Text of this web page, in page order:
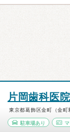
片岡歯科医院
東京都葛飾区金町（金町
駐車場あり